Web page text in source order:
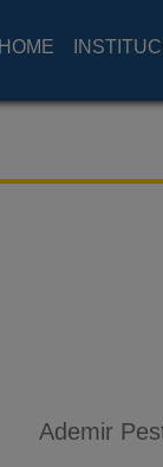
HOME
Ademir